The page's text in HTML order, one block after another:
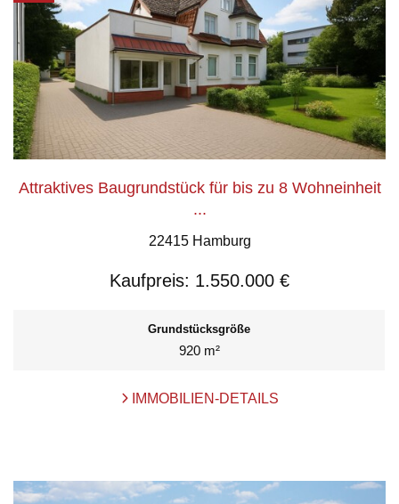
Attraktives Baugrundstück für bis zu 8 Wohneinheit
...
22415 Hamburg
Kaufpreis: 1.550.000 €
Grundstücksgröße
920 m²
IMMOBILIEN-DETAILS